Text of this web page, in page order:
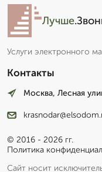
Лучше
Услуги электронного
Контакты
Москва, Лесная
© 2016 - 2026 гг.
Политика
Сайт носит